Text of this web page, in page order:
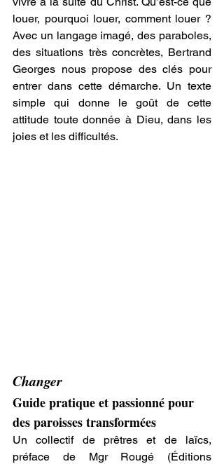
louer, pourquoi louer, comment louer ?
Avec un langage imagé, des paraboles,
des situations très concrètes, Bertrand
Georges nous propose des clés pour
entrer dans cette démarche. Un texte
simple qui donne le goût de cette
attitude toute donnée à Dieu, dans les
joies et les difficultés.
Changer
Guide pratique et passionné pour
des paroisses transformées
Un collectif de prêtres et de laïcs,
préface de Mgr Rougé (Éditions